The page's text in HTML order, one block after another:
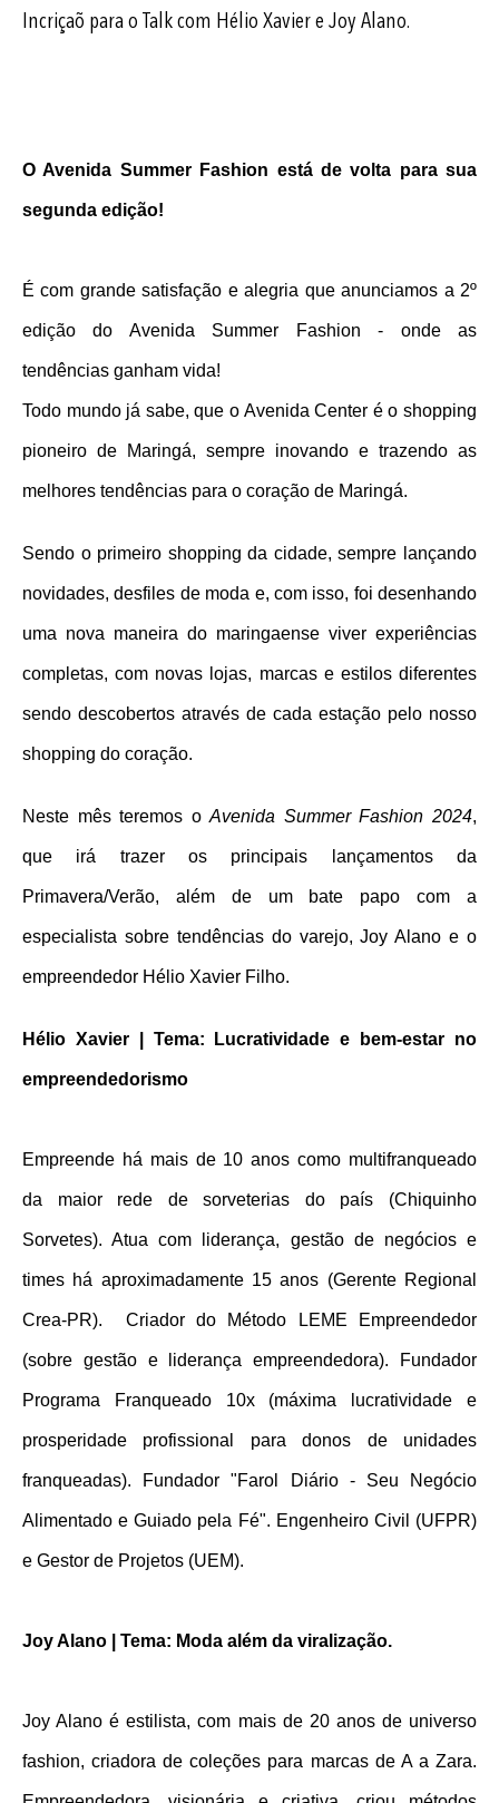
Incriçaõ para o Talk com Hélio Xavier e Joy Alano.
O Avenida Summer Fashion está de volta para sua
segunda edição!
É com grande satisfação e alegria que anunciamos a 2º
edição do Avenida Summer Fashion - onde as
tendências ganham vida!
Todo mundo já sabe, que o Avenida Center é o shopping
pioneiro de Maringá, sempre inovando e trazendo as
melhores tendências para o coração de Maringá.
Sendo o primeiro shopping da cidade, sempre lançando
novidades, desfiles de moda e, com isso, foi desenhando
uma nova maneira do maringaense viver experiências
completas, com novas lojas, marcas e estilos diferentes
sendo descobertos através de cada estação pelo nosso
shopping do coração.
Neste mês teremos o Avenida Summer Fashion 2024,
que irá trazer os principais lançamentos da
Primavera/Verão, além de um bate papo com a
especialista sobre tendências do varejo, Joy Alano e o
empreendedor Hélio Xavier Filho.
Hélio Xavier | Tema: Lucratividade e bem-estar no
empreendedorismo
Empreende há mais de 10 anos como multifranqueado
da maior rede de sorveterias do país (Chiquinho
Sorvetes). Atua com liderança, gestão de negócios e
times há aproximadamente 15 anos (Gerente Regional
Crea-PR).  Criador do Método LEME Empreendedor
(sobre gestão e liderança empreendedora). Fundador
Programa Franqueado 10x (máxima lucratividade e
prosperidade profissional para donos de unidades
franqueadas). Fundador "Farol Diário - Seu Negócio
Alimentado e Guiado pela Fé". Engenheiro Civil (UFPR)
e Gestor de Projetos (UEM).
Joy Alano | Tema: Moda além da viralização.
Joy Alano é estilista, com mais de 20 anos de universo
fashion, criadora de coleções para marcas de A a Zara.